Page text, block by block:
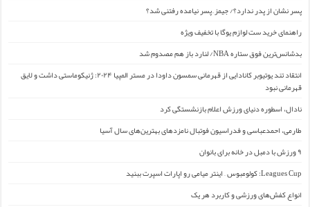
پسر نشان از پدر ندارد؟/ جیمز ِ پسر نیامده رفتنی شد؟
راهنمای خرید ست لوازم یوگا با تخفیف ویژه
بدشانس‌ترین فوق ستاره NBA/ لنارد باز هم مصدوم شد
انتقاد تند یوتیوبر کانادایی از قهرمانی سمسون داودا در مستر المپیا ۲۰۲۴: ژنیکوماستی داشت و لایق
قهرمانی نبود
نادال، اسطوره دنیای ورزش اعلام بازنشستگی کرد
طارمی، احمدعباسی و فدراسیون فوتبال نامزدهای بهترین‌های سال آسیا
۹ ورزش با دمبل در خانه برای بانوان
Leagues Cup: کولومبوس – اینتر میامی رو اپارات اسپرت ببنید
انواع کفش‌های ورزشی و کاربرد هر یک